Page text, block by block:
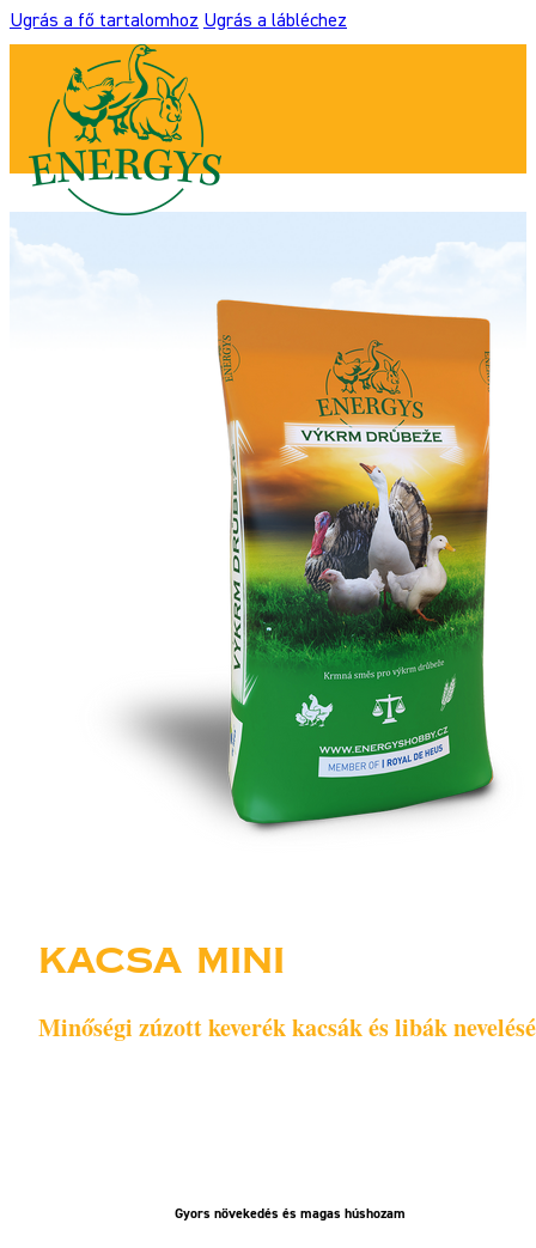
Ugrás a fő tartalomhoz Ugrás a lábléchez
KACSA MINI
Minőségi zúzott keverék kacsák és libák
Gyors növekedés és magas húshozam